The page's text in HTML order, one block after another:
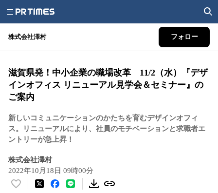
株式会社澤村 フォロー
滋賀県発！中小企業の職場改革 11/2（水）『デザ
インオフィス リニューアル見学会＆セミナー』の
ご案内
新しいコミュニケーションのかたちを育むデザインオフィ
ス。リニューアルにより、社員のモチベーションと求職者エ
ントリーが急上昇！
株式会社澤村
2022年10月18日 09時00分
い